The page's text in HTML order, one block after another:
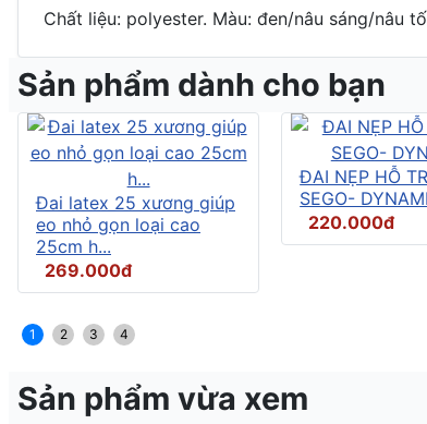
Chất liệu: polyester. Màu: đen/nâu sáng/nâu
Sản phẩm dành cho bạn
Đai latex 25 xương giúp
eo nhỏ gọn loại cao
25cm h...
269.000đ
ĐAI NẸP HỖ
SEGO-
220.000đ
1 2 3 4
Sản phẩm vừa xem